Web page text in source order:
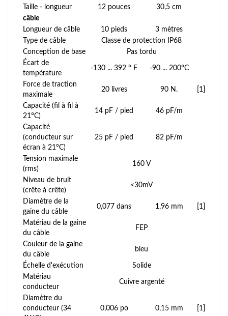
Taille - longueur
12 pouces
30,5 cm
câble
Longueur de câble
10 pieds
3 mètres
Type de câble
Classe de protection IP68
Conception de base
Pas tordu
Écart de
température
-130 ... 392 ° F -90 ... 200°C
Force de traction
maximale
20 livres 90 N. [1]
Capacité (fil à fil à
21°C)
14 pF / pied 46 pF/m
Capacité
(conducteur sur
écran à 21°C)
25 pF / pied 82 pF/m
Tension maximale
(rms)
160 V
Niveau de bruit
(crête à crête)
<30mV
Diamètre de la
gaine du câble
0,077 dans 1,96 mm [1]
Matériau de la gaine
du câble
FEP
Couleur de la gaine
du câble
bleu
Échelle d'exécution
Solide
Matériau
conducteur
Cuivre argenté
Diamètre du
conducteur (34
0,006 po 0,15 mm [1]